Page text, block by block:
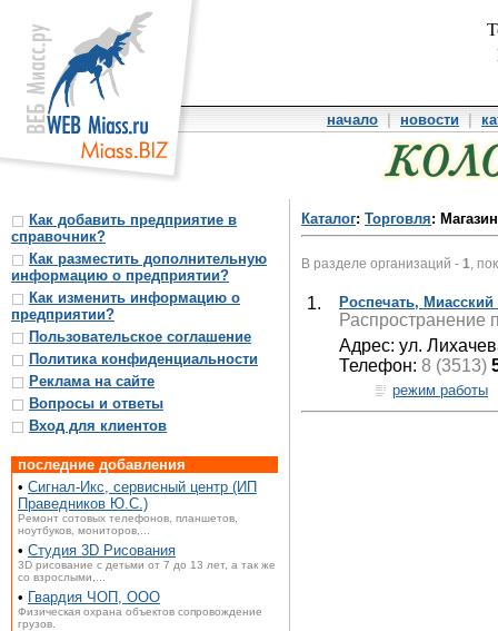
начало новости
Как добавить предприятие в
справочник?
Как разместить дополнительную
информацию о предприятии?
Как изменить информацию о
предприятии?
Пользовательское соглашение
Политика конфиденциальности
Реклама на сайте
Вопросы и ответы
Вход для клиентов
последние добавления
• Сигнал-Икс, сервисный центр (ИП
Праведников Ю.С.)
Ремонт сотовых телефонов, планшетов,
ноутбуков, мониторов,...
• Студия 3D Рисования
3D рисование с детьми от 7 до 13 лет, а так же
со взрослыми,...
• Гвардия ЧОП, ООО
Физическая охрана объектов сопровождение
грузов.
Каталог: Торговля:
В разделе организаций - 1 ,
1. Роспечать,
Распространение
Адрес: ул.
Телефон: 8 (3513)
режим работы